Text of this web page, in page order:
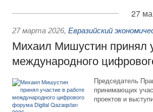
27
27 марта 2026, Евразийский
Михаил Мишустин принял
международного
Председатель
принимающих
проектов и